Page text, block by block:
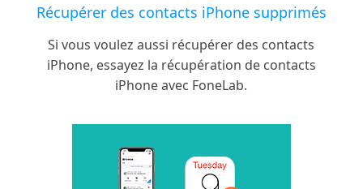
Récupérer des contacts iPhone supprimés
Si vous voulez aussi récupérer des contacts
iPhone, essayez la récupération de contacts
iPhone avec FoneLab.